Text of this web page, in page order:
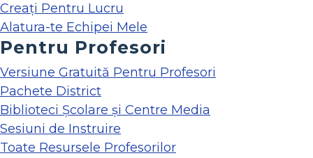
Creați Pentru Lucru
Alatura-te Echipei Mele
Pentru Profesori
Versiune Gratuită Pentru Profesori
Pachete District
Biblioteci Școlare și Centre Media
Sesiuni de Instruire
Toate Resursele Profesorilor